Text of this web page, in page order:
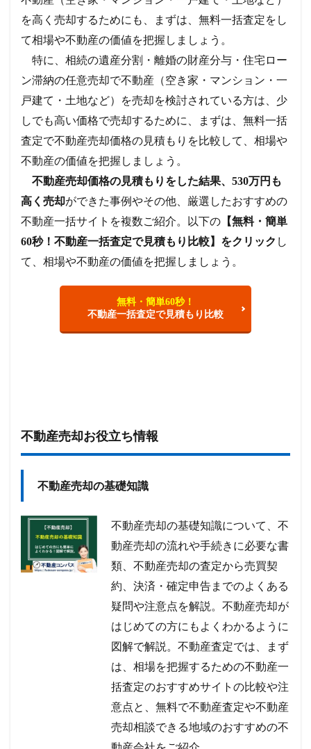
を高く売却するためにも、まずは、無料一括査定をし
て相場や不動産の価値を把握しましょう。
特に、相続の遺産分割・離婚の財産分与・住宅ロー
ン滞納の任意売却で不動産（空き家・マンション・一
戸建て・土地など）を売却を検討されている方は、少
しでも高い価格で売却するために、まずは、無料一括
査定で不動産売却価格の見積もりを比較して、相場や
不動産の価値を把握しましょう。
不動産売却価格の見積もりをした結果、530万円も
高く売却ができた事例やその他、厳選したおすすめの
不動産一括サイトを複数ご紹介。以下の 【無料・簡単
60秒！不動産一括査定で見積もり比較】をクリック し
て、相場や不動産の価値を把握しましょう。
無料・簡単60秒！
不動産一括査定で見積もり比較
不動産売却お役立ち情報
不動産売却の基礎知識
不動産売却の基礎知識について、不
動産売却の流れや手続きに必要な書
類、不動産売却の査定から売買契
約、決済・確定申告までのよくある
疑問や注意点を解説。不動産売却が
はじめての方にもよくわかるように
図解で解説。不動産査定では、まず
は、相場を把握するための不動産一
括査定のおすすめサイトの比較や注
意点と、無料で不動産査定や不動産
売却相談できる地域のおすすめの不